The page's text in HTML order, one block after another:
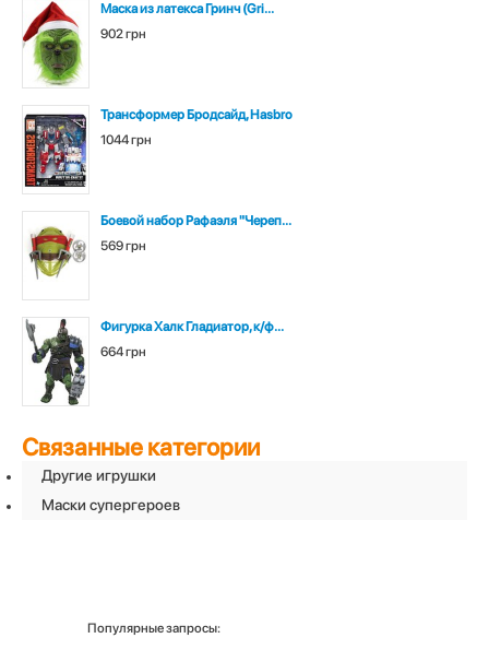
Маска из латекса Гринч (Gri...
902 грн
Трансформер Бродсайд, Hasbro
1044 грн
Боевой набор Рафаэля "Череп...
569 грн
Фигурка Халк Гладиатор, к/ф...
664 грн
Связанные категории
Другие игрушки
Маски супергероев
Популярные запросы: